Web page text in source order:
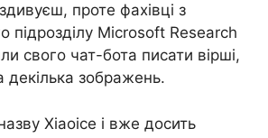
проте фахівці з
підрозділу Microsoft Research
свого чат-бота писати вірші,
декілька зображень.
Xiaoice і вже досить